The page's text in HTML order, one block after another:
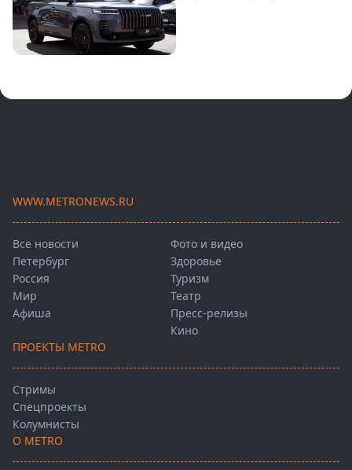
WWW.METRONEWS.RU
Все новости
Петербург
Россия
Мир
Афиша
Фото и видео
Здоровье
Туризм
Театр
Пресс-релизы
Кино
ПРОЕКТЫ METRO
Стримы
Спецпроекты
Колумнисты
О METRO